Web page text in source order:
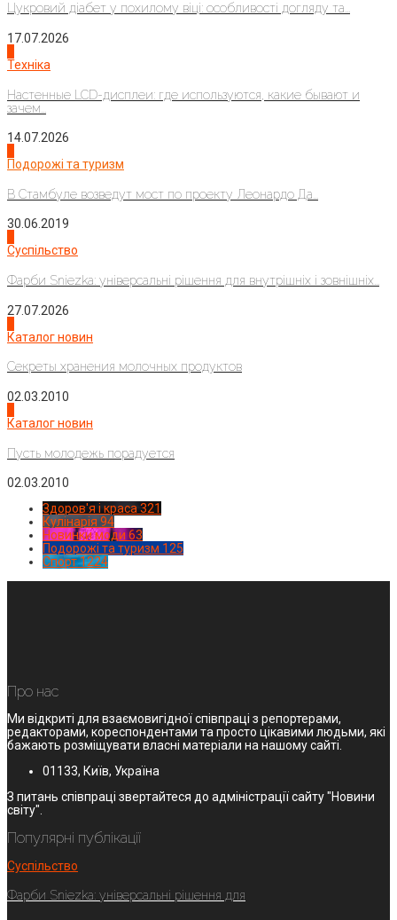
Цукровий діабет у похилому віці: особливості догляду та...
17.07.2026
Техніка
Настенные LCD-дисплеи: где используются, какие бывают и
зачем...
14.07.2026
Подорожі та туризм
В Стамбуле возведут мост по проекту Леонардо Да...
30.06.2019
Суспільство
Фарби Sniezka: універсальні рішення для внутрішніх і зовнішніх...
27.07.2026
Каталог новин
Секреты хранения молочных продуктов
02.03.2010
Каталог новин
Пусть молодежь порадуется
02.03.2010
Здоров'я і краса 321
Кулінарія 94
Новинки моди 63
Подорожі та туризм 125
Спорт1224
Про нас
Ми відкриті для взаємовигідної співпраці з репортерами,
редакторами, кореспондентами та просто цікавими людьми, які
бажають розміщувати власні матеріали на нашому сайті.
01133, Київ, Україна
З питань співпраці звертайтеся до адміністрації сайту "Новини
світу".
Популярні публікації
Суспільство
Фарби Sniezka: універсальні рішення для